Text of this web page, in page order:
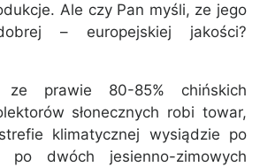
Ale czy Pan myśli, ze jego
– europejskiej jakości?
prawie 80-85% chińskich
słonecznych robi towar,
klimatycznej wysiądzie po
dwóch jesienno-zimowych